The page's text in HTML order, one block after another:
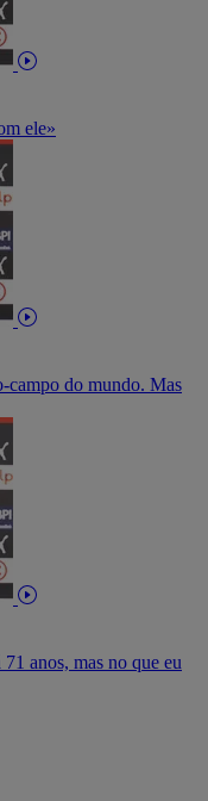
ele»
campo do mundo. Mas
anos, mas no que eu